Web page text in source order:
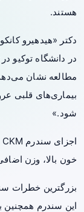
هستند.
دکتر «هیدهیرو
در دانشگاه توکیو
بیماری‌های قلبی
شود.»
اجزای سندرم CKM شامل
خون بالا، وزن
این سندرم همچنین